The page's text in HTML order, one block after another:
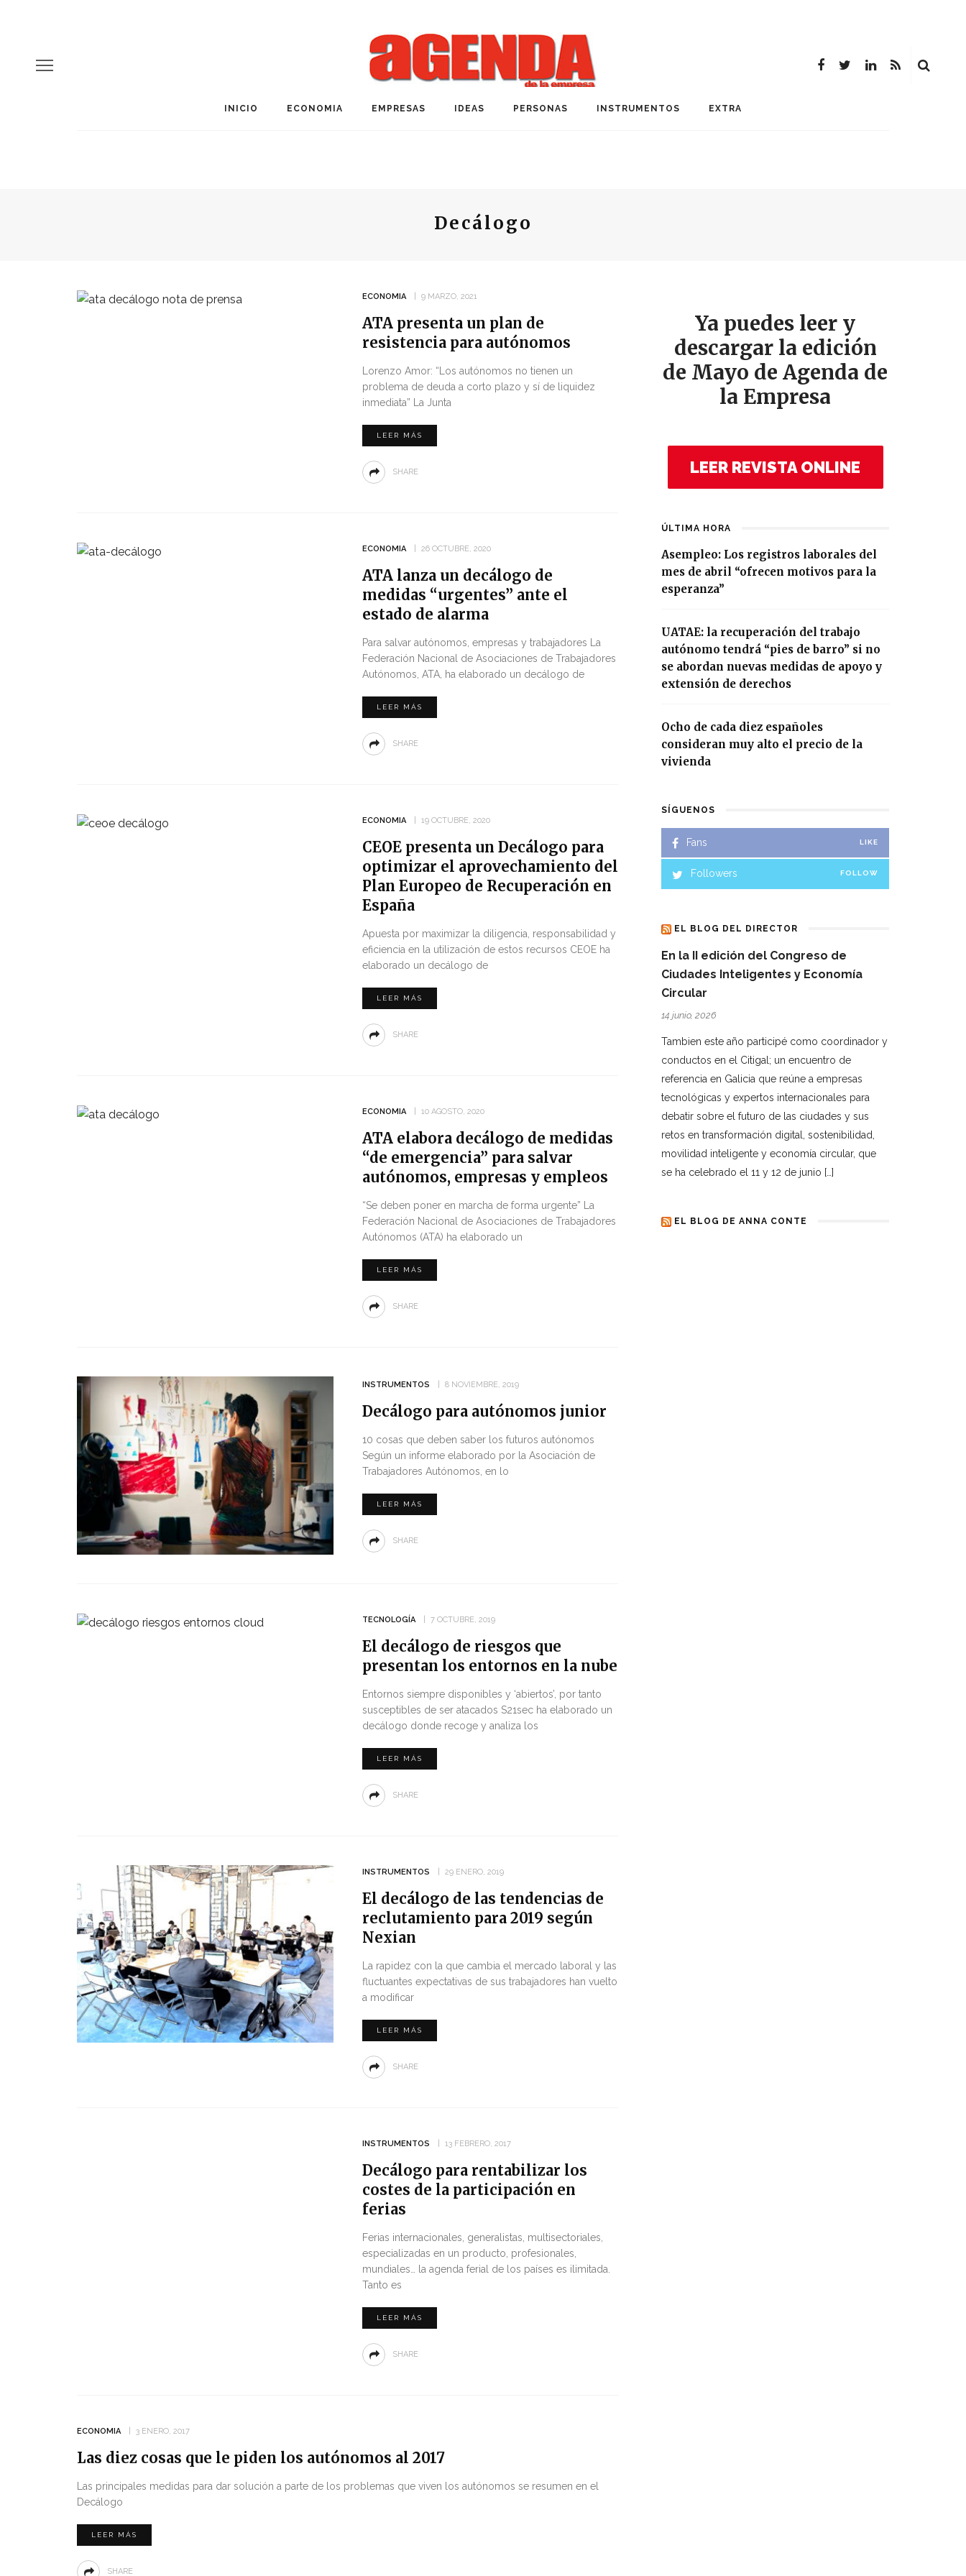
INICIO ECONOMIA EMPRESAS IDEAS PERSONAS INSTRUMENTOS EXTRA
Decálogo
ECONOMIA 9 MARZO, 2021
ATA presenta un plan de
resistencia para autónomos
Lorenzo Amor: “Los autónomos no tienen un
problema de deuda a corto plazo y sí de liquidez
inmediata” La Junta
LEER MÁS
SHARE
ECONOMIA 26 OCTUBRE, 2020
ATA lanza un decálogo de
medidas “urgentes” ante el
estado de alarma
Para salvar autónomos, empresas y trabajadores La
Federación Nacional de Asociaciones de Trabajadores
Autónomos, ATA, ha elaborado un decálogo de
LEER MÁS
SHARE
ECONOMIA 19 OCTUBRE, 2020
CEOE presenta un Decálogo para
optimizar el aprovechamiento del
Plan Europeo de Recuperación en
España
Apuesta por maximizar la diligencia, responsabilidad y
eficiencia en la utilización de estos recursos CEOE ha
elaborado un decálogo de
LEER MÁS
SHARE
ECONOMIA 10 AGOSTO, 2020
ATA elabora decálogo de medidas
“de emergencia” para salvar
autónomos, empresas y empleos
“Se deben poner en marcha de forma urgente” La
Federación Nacional de Asociaciones de Trabajadores
Autónomos (ATA) ha elaborado un
LEER MÁS
SHARE
INSTRUMENTOS 8 NOVIEMBRE, 2019
Decálogo para autónomos junior
10 cosas que deben saber los futuros autónomos
Según un informe elaborado por la Asociación de
Trabajadores Autónomos, en lo
LEER MÁS
SHARE
TECNOLOGÍA 7 OCTUBRE, 2019
El decálogo de riesgos que
presentan los entornos en la nube
Entornos siempre disponibles y ‘abiertos’, por tanto
susceptibles de ser atacados S21sec ha elaborado un
decálogo donde recoge y analiza los
LEER MÁS
SHARE
INSTRUMENTOS 29 ENERO, 2019
El decálogo de las tendencias de
reclutamiento para 2019 según
Nexian
La rapidez con la que cambia el mercado laboral y las
fluctuantes expectativas de sus trabajadores han vuelto
a modificar
LEER MÁS
SHARE
INSTRUMENTOS 13 FEBRERO, 2017
Decálogo para rentabilizar los
costes de la participación en
ferias
Ferias internacionales, generalistas, multisectoriales,
especializadas en un producto, profesionales,
mundiales… la agenda ferial de los países es ilimitada.
Tanto es
LEER MÁS
SHARE
ECONOMIA 3 ENERO, 2017
Las diez cosas que le piden los autónomos al 2017
Las principales medidas para dar solución a parte de los problemas que viven los autónomos se resumen en el
Decálogo
LEER MÁS
SHARE
Ya puedes leer y
descargar la edición
de Mayo de Agenda de
la Empresa
LEER REVISTA ONLINE
ÚLTIMA HORA
Asempleo: Los registros laborales del
mes de abril “ofrecen motivos para la
esperanza”
UATAE: la recuperación del trabajo
autónomo tendrá “pies de barro” si no
se abordan nuevas medidas de apoyo y
extensión de derechos
Ocho de cada diez españoles
consideran muy alto el precio de la
vivienda
SÍGUENOS
Fans LIKE
Followers FOLLOW
EL BLOG DEL DIRECTOR
En la II edición del Congreso de
Ciudades Inteligentes y Economía
Circular
14 junio, 2026
Tambien este año participé como coordinador y
conductos en el Citigal; un encuentro de
referencia en Galicia que reúne a empresas
tecnológicas y expertos internacionales para
debatir sobre el futuro de las ciudades y sus
retos en transformación digital, sostenibilidad,
movilidad inteligente y economía circular, que
se ha celebrado el 11 y 12 de junio […]
EL BLOG DE ANNA CONTE